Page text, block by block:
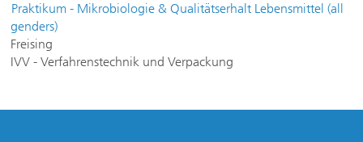
Praktikum - Mikrobiologie & Qualitätserhalt Lebensmittel (all
genders)
Freising
IVV - Verfahrenstechnik und Verpackung